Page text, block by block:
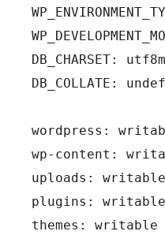
DB_CHARSET:
DB_COLLATE:
wordpress:
wp-content:
uploads: writable
plugins: writable
themes: writable